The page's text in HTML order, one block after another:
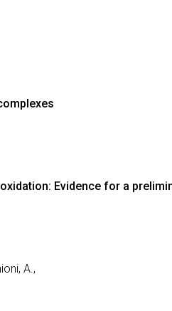
Evidence for a
A.,